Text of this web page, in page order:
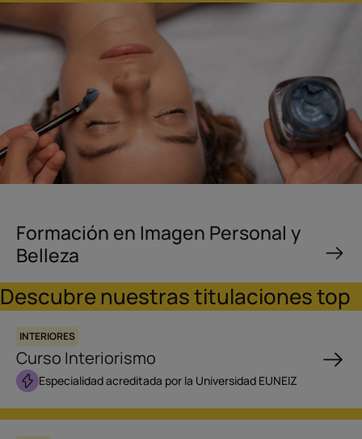
Formación en Imagen Personal y
Belleza
Descubre nuestras titulaciones top
INTERIORES
Curso Interiorismo
Especialidad acreditada por la Universidad EUNEIZ